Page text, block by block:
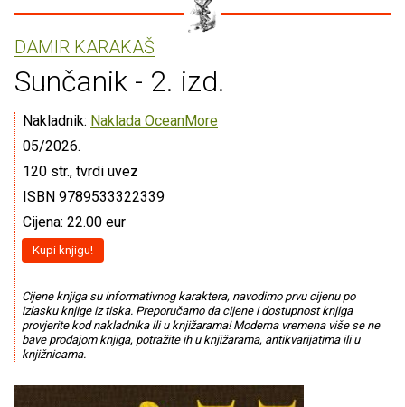
DAMIR KARAKAŠ
Sunčanik - 2. izd.
Nakladnik: Naklada OceanMore
05/2026.
120 str., tvrdi uvez
ISBN 9789533322339
Cijena: 22.00 eur
Kupi knjigu!
Cijene knjiga su informativnog karaktera, navodimo prvu cijenu po
izlasku knjige iz tiska. Preporučamo da cijene i dostupnost knjiga
provjerite kod nakladnika ili u knjižarama! Moderna vremena više se ne
bave prodajom knjiga, potražite ih u knjižarama, antikvarijatima ili u
knjižnicama.